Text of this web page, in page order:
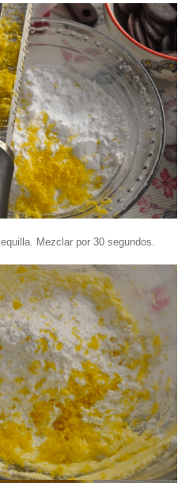
Mezclar por 30 segundos.